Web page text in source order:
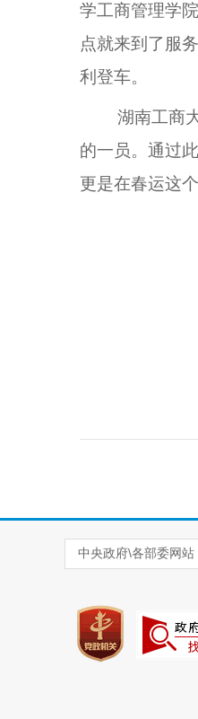
学工商管理学
点就来到了服
利登车。
湖南工商
的一员。通过
更是在春运这